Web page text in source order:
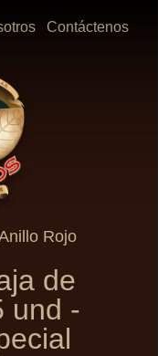
Contáctenos
Rojo
de
und -